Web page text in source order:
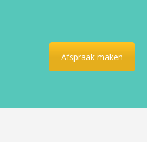
Afspraak maken